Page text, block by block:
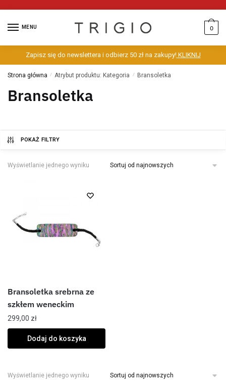
MENU 0
Zapisz się do newslettera i odbierz 50 zł na zakupy!KLIKNIJ
Strona główna / Atrybut produktu: Kategoria / Bransoletka
Bransoletka
POKAŻ FILTRY
Wyświetlanie jednego wyniku
Bransoletka srebrna ze
szkłem weneckim
299,00 zł
Dodaj do koszyka
Wyświetlanie jednego wyniku